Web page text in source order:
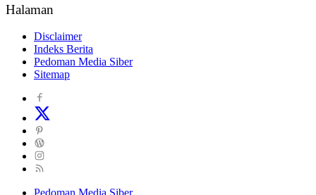
Halaman
Disclaimer
Indeks Berita
Pedoman Media Siber
Sitemap